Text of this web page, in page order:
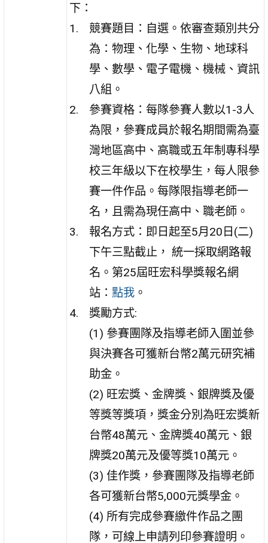
下：
競賽題目：自選。依審查類別共分
為：物理、化學、生物、地球科
學、數學、電子電機、機械、資訊
八組。
參賽資格：每隊參賽人數以1-3人
為限，參賽成員於報名期間需為臺
灣地區高中、高職或五年制專科學
校三年級以下在校學生，每人限參
賽一件作品。每隊限指導老師一
名，且需為現任高中、職老師。
報名方式：即日起至5月20日(二)
下午三點截止， 統一採取網路報
名。第25屆旺宏科學獎報名網
站： 點我。
獎勵方式:
(1) 參賽團隊及指導老師入圍並參
與決賽各可獲新台幣2萬元研究補
助金。
(2) 旺宏獎、金牌獎、銀牌獎及優
等獎等獎項，獎金分別為旺宏獎新
台幣48萬元、金牌獎40萬元、銀
牌獎20萬元及優等獎10萬元。
(3) 佳作獎，參賽團隊及指導老師
各可獲新台幣5,000元獎學金。
(4) 所有完成參賽繳件作品之團
隊，可線上申請列印參賽證明。